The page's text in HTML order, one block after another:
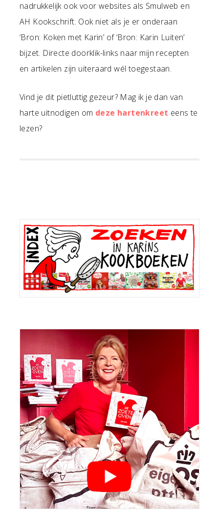
nadrukkelijk ook voor websites als Smulweb en
AH Kookschrift. Ook niet als je er onderaan
‘Bron: Koken met Karin’ of ‘Bron: Karin Luiten’
bijzet. Directe doorklik-links naar mijn recepten
en artikelen zijn uiteraard wél toegestaan.
Vind je dit pietluttig gezeur? Mag ik je dan van
harte uitnodigen om deze hartenkreet eens te
lezen?
Primaire
Sidebar